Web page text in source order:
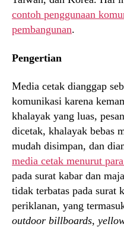
contoh penggunaan
pembangunan.
Pengertian
Media cetak dianggap
komunikasi karena
khalayak yang luas,
dicetak, khalayak bebas
mudah disimpan, dan
media cetak menurut
pada surat kabar dan
tidak terbatas pada surat
periklanan, yang
outdoor billboards,